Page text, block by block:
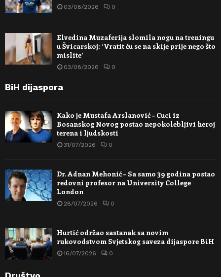
03/08/2026 0
Elvedina Muzaferija slomila nogu na treningu
u Švicarskoj: ‘Vratit ću se na skije prije nego što
mislite’
03/08/2026 0
BiH dijaspora
Kako je Mustafa Arslanović – Cuci iz
Bosanskog Novog postao nepokolebljivi heroj
terena i ljudskosti
31/07/2026 0
Dr. Adnan Mehonić – Sa samo 39 godina postao
redovni profesor na University College
London
28/07/2026 0
Hurtić održao sastanak sa novim
rukovodstvom Svjetskog saveza dijaspore BiH
16/07/2026 0